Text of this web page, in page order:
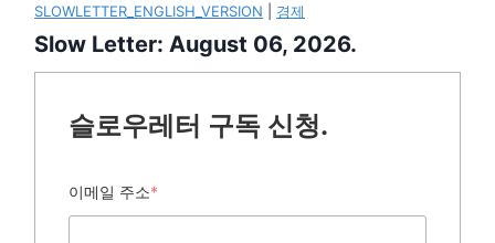
SLOWLETTER_ENGLISH_VERSION 경제
Slow Letter: August 06, 2026.
슬로우레터 구독 신청.
이메일 주소*